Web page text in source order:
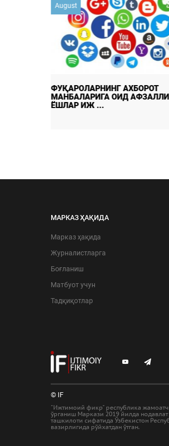
August
Умуммиллий бирдамлик:
мустаҳкам пойдевори
МАРКАЗ ҲАҚИДА
Марказ ҳақида
Журналистларга
Боғланиш
Матбуот учун
Тадқиқотлар
© IF
"Ижтимоий фикр" республика
ўрганиш Маркази 2019 йилда
ташкилоти сифатида Ўзбекистон
вазирлигида рўйхатдан ўтган.